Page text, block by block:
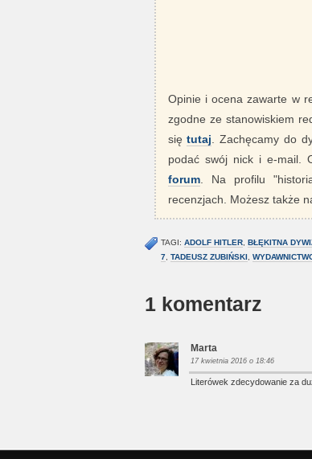
Opinie i ocena zawarte w
zgodne ze stanowiskiem
siętutaj . Zachęcamy do
podać swój nick i e-mail.
forum. Na profilu
recenzjach. Możesz także
TAGI: ADOLF HITLER, BŁĘKITNA
7, TADEUSZ ZUBIŃSKI,
1 komentarz
Marta
17 kwietnia 2016 o 18:46
Literówek zdecydowanie za